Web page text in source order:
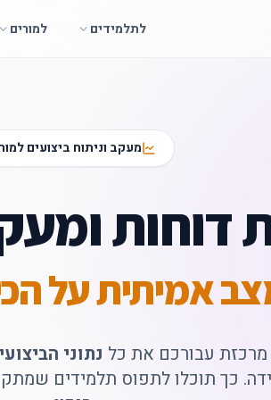
לתלמידים למורים
מעקב וניתוח ביצועים
דוחות
אמיתית על
נתוני
כך תוכלו לתפוס תלמידים